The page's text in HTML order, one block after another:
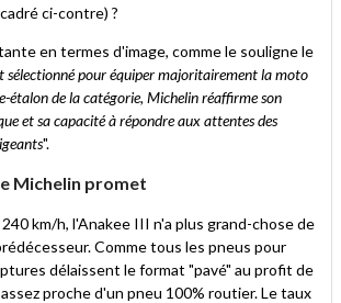
ci-contre) ?
en termes d'image, comme le souligne le
sélectionné pour équiper majoritairement la moto
étalon de la catégorie, Michelin réaffirme son
et sa capacité à répondre aux attentes des
".
Michelin promet
km/h, l'Anakee III n'a plus grand-chose de
Comme tous les pneus pour
délaissent le format "pavé" au profit de
proche d'un pneu 100% routier. Le taux